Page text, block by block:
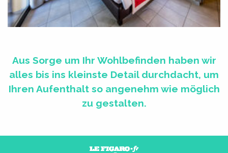
Aus Sorge um Ihr Wohlbefinden haben wir
alles bis ins kleinste Detail durchdacht, um
Ihren Aufenthalt so angenehm wie möglich
zu gestalten.